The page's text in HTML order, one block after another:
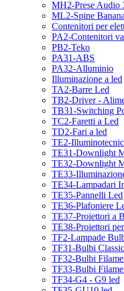
MH2-Prese Audio
ML2-Spine Banana
Contenitori per
PA2-Contenitori
PB2-Teko
PA31-ABS
PA32-Alluminio
Illuminazione a led
TA2-Barre Led
TB2-Driver -
TB31-Switching
TC2-Faretti a Led
TD2-Fari a led
TE2-
TE31-Downlight
TE32-Downlight
TE33-
TE34-Lampadari
TE35-Pannelli Led
TE36-Plafoniere
TE37-Proiettori a
TE38-Proiettori
TF2-Lampade
TF31-Bulbi
TF32-Bulbi
TF33-Bulbi
TF34-G4 - G9 led